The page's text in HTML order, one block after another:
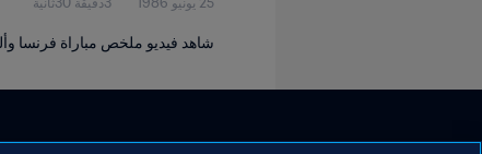
شاهد فيديو ملخص مباراة فرنسا